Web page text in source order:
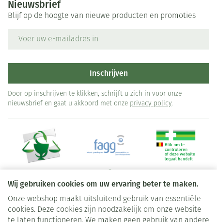
Wij gebruiken cookies om uw ervaring beter te maken.
Onze webshop maakt uitsluitend gebruik van essentiële
cookies. Deze cookies zijn noodzakelijk om onze website
Nieuwsbrief
Blijf op de hoogte van nieuwe producten en promoties
Inschrijven
Door op inschrijven te klikken, schrijft u zich in voor onze
nieuwsbrief en gaat u akkoord met onze privacy policy.
Juridische links